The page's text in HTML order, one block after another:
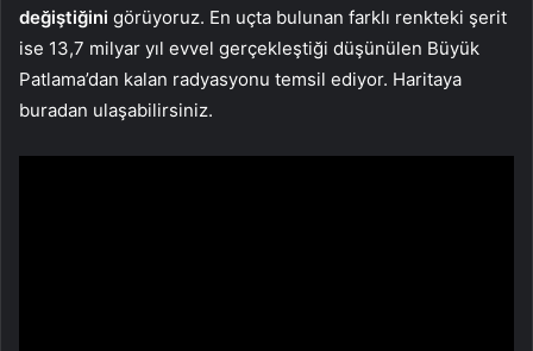
değiştiğini görüyoruz. En uçta bulunan farklı renkteki şerit
ise 13,7 milyar yıl evvel gerçekleştiği düşünülen Büyük
Patlama’dan kalan radyasyonu temsil ediyor. Haritaya
buradan ulaşabilirsiniz.